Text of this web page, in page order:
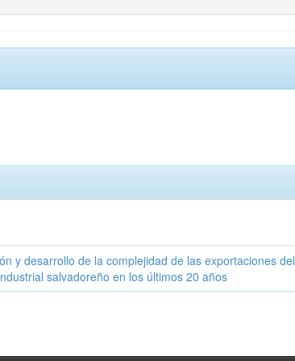
y desarrollo de la complejidad de las exportaciones del
salvadoreño en los últimos 20 años